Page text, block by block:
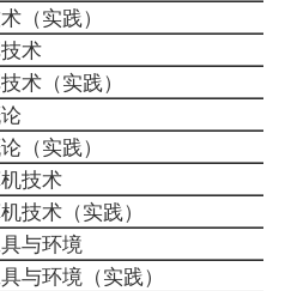
（实践）
术
术（实践）
论
（实践）
技术
技术（实践）
与环境
与环境（实践）